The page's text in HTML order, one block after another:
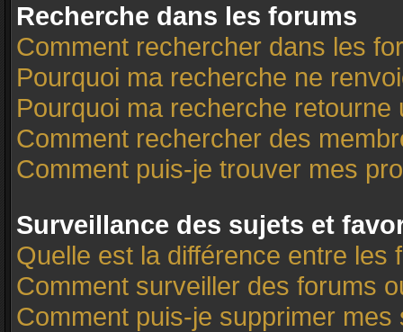
Recherche dans les forums
Comment rechercher dans les
Pourquoi ma recherche ne
Pourquoi ma recherche retourne
Comment rechercher des
Comment puis-je trouver mes
Surveillance des sujets et
Quelle est la différence entre les
Comment surveiller des forums
Comment puis-je supprimer